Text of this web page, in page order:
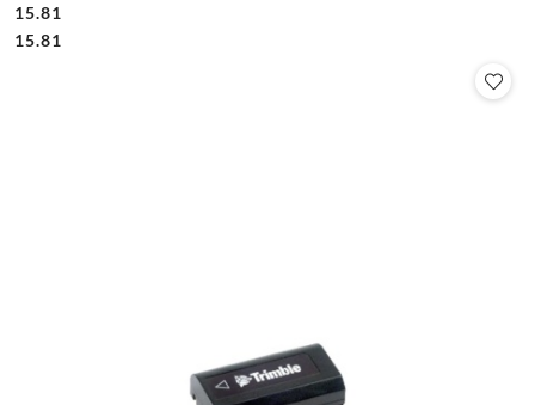
Cena:
15.81
Cena:
15.81